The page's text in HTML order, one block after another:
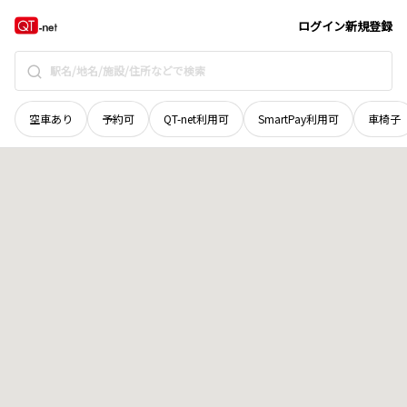
ログイン新規登録
空車あり 予約可 QT-net利用可 SmartPay利用可 車椅子
宮城県